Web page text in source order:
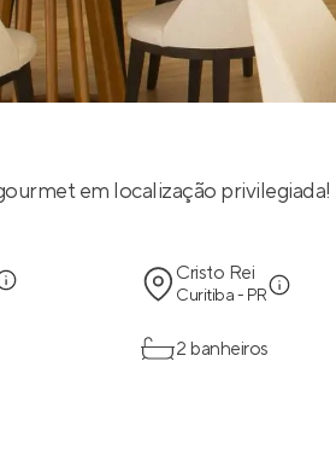
em localização privilegiada!
Cristo Rei
Curitiba - PR
2 banheiros